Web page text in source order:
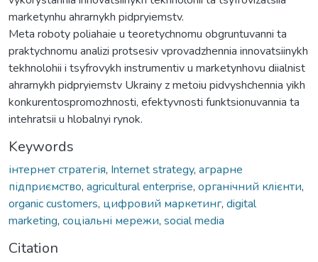
marketynhu ahrarnykh pidpryiemstv.
Meta roboty poliahaie u teoretychnomu obgruntuvanni ta
praktychnomu analizi protsesiv vprovadzhennia innovatsiinykh
tekhnolohii i tsyfrovykh instrumentiv u marketynhovu diialnist
ahrarnykh pidpryiemstv Ukrainy z metoiu pidvyshchennia yikh
konkurentospromozhnosti, efektyvnosti funktsionuvannia ta
intehratsii u hlobalnyi rynok.
Keywords
інтернет стратегія, Internet strategy, аграрне
підприємство, agricultural enterprise, органічний клієнти,
organic customers, цифровий маркетинг, digital
marketing, соціальні мережи, social media
Citation